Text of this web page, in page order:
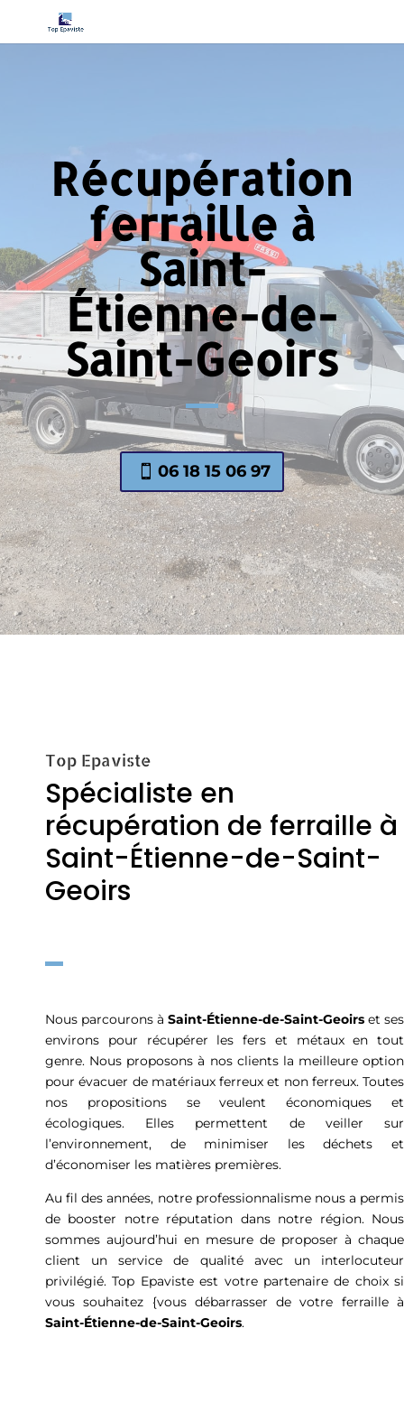
Récupération
ferraille à
Saint-
Étienne-de-
Saint-Geoirs
06 18 15 06 97
Top Epaviste
Spécialiste en
récupération de ferraille à
Saint-Étienne-de-Saint-
Geoirs
Nous parcourons à Saint-Étienne-de-Saint-Geoirs et ses
environs pour récupérer les fers et métaux en tout
genre. Nous proposons à nos clients la meilleure option
pour évacuer de matériaux ferreux et non ferreux. Toutes
nos propositions se veulent économiques et
écologiques. Elles permettent de veiller sur
l’environnement, de minimiser les déchets et
d’économiser les matières premières.
Au fil des années, notre professionnalisme nous a permis
de booster notre réputation dans notre région. Nous
sommes aujourd’hui en mesure de proposer à chaque
client un service de qualité avec un interlocuteur
privilégié. Top Epaviste est votre partenaire de choix si
vous souhaitez {vous débarrasser de votre ferraille à
Saint-Étienne-de-Saint-Geoirs.